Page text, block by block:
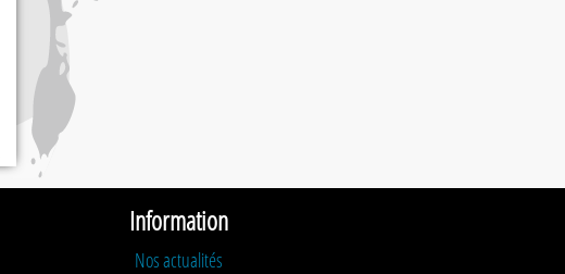
Information
Nos actualités